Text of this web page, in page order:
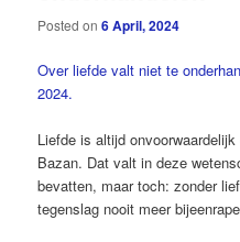
Posted on6 April, 2024
Over liefde valt niet te
2024.
Liefde is altijd
Bazan. Dat valt in deze
bevatten, maar toch: zonder
tegenslag nooit meer